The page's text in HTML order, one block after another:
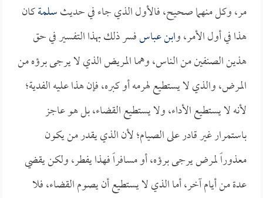
مر، وكل منهما صحيح، فالأول الذي جاء في حديثسلمةكان
هذا في أول الأمر، وابن عباسفسر ذلك بهذا التفسير في حق
هذين الصنفين من الناس، وهما المريض الذي لا يرجى برؤه من
المرض، والذي لا يستطيع لهرمه أو كبره، فإن هذا عليه الفدية؛
لأنه لا يستطيع الأداء، ولا يستطيع القضاء، بل هو عاجز
باستمرار غير قادر على الصيام؛ لأن الذي يقدر من يكون
معذوراً لمرض يرجى برؤه، أو مسافراً فهذا يفطر، ولكن يقضي
عدة من أيام آخر، أما الذي لا يستطيع أن يصوم القضاء، فلا